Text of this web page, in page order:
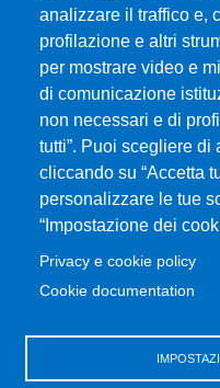
analizzare il traffico e,
profilazione e altri
per mostrare video e
di comunicazione
non necessari e di
tutti”. Puoi scegliere di
cliccando su “Accetta
personalizzare le tue
“Impostazione dei
Privacy e cookie policy
Cookie documentation
Università degli Studi di
Piazza Pugliatti, 1 -
Cod. Fiscale
P.IVA 00724160833
Centralino: 090 676 1
MENÙ SOCIAL
MENÙ FOOTER 1
Accessibilità
Privacy e cookie policy